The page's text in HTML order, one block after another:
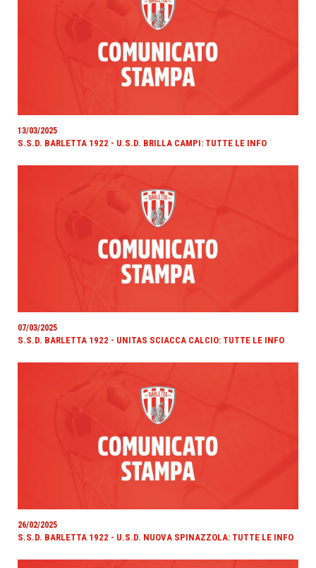
13/03/2025
S.S.D. BARLETTA 1922 - U.S.D. BRILLA CAMPI: TUTTE LE INFO
07/03/2025
S.S.D. BARLETTA 1922 - UNITAS SCIACCA CALCIO: TUTTE LE INFO
26/02/2025
S.S.D. BARLETTA 1922 - U.S.D. NUOVA SPINAZZOLA: TUTTE LE INFO